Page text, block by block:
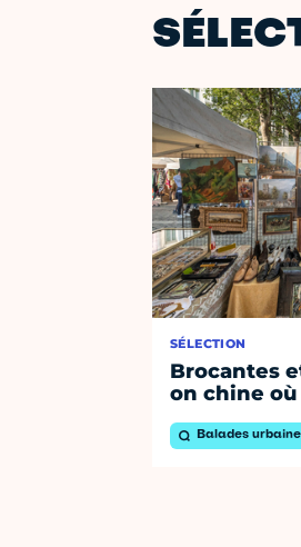
SÉLECTION
Brocantes
on chine où
Balades